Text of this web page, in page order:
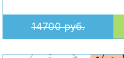
14700 руб.